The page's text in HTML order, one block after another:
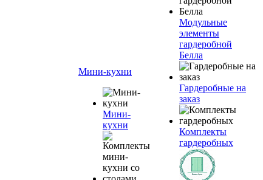
Мини-кухни
Мини-
кухни
Модульные
элементы
гардеробной
Белла
Гардеробные на
заказ
Комплекты
гардеробных